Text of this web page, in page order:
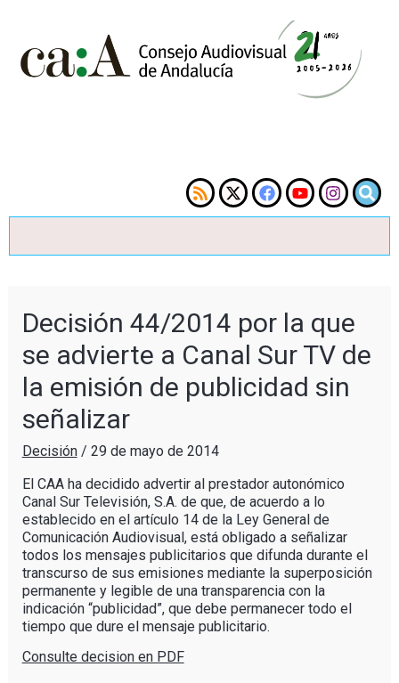
Decisión 44/2014 por la que
se advierte a Canal Sur TV de
la emisión de publicidad sin
señalizar
Decisión/ 29 de mayo de 2014
El CAA ha decidido advertir al prestador autonómico
Canal Sur Televisión, S.A. de que, de acuerdo a lo
establecido en el artículo 14 de la Ley General de
Comunicación Audiovisual, está obligado a señalizar
todos los mensajes publicitarios que difunda durante el
transcurso de sus emisiones mediante la superposición
permanente y legible de una transparencia con la
indicación “publicidad”, que debe permanecer todo el
tiempo que dure el mensaje publicitario.
Consulte decision en PDF